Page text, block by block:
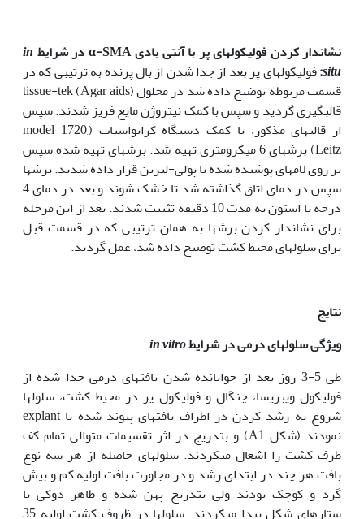
نشاندار کردن فولیکولهای پر با آنتی بادیα-SMAدر شرایط in
situ
:فولیکولهای پر بعد از جدا شدن از بال پرنده به ترتیبی که در
قسمت مربوطه توضیح داده شد در محلول tissue-tek (Agar aids)
قالبگیری گردید و سپس با کمک نیتروژن مایع فریز شدند. سپس
از قالبهای مذکور، با کمک دستگاه کرایواستات (model 1720,
Leitz) برشهای 6 میکرومتری تهیه شد. برشهای تهیه شده سپس
بر روی لامهای پوشیده شده با پولی-لیزین قرار داده شدند. برشها
سپس در دمای اتاق گذاشته شد تا خشک شوند و بعد در دمای 4
درجه با استون به مدت 10 دقیقه تثبیت شدند. بعد از این مرحله
برای نشاندار کردن برشها به همان ترتیبی که در قسمت قبل
برای سلولهای محیط کشت توضیح داده شد، عمل گردید.
.
نتایج
ویژگی سلولهای درمی در شرایطin vitro
طی 5-3 روز بعد از خوابانده شدن بافتهای درمی جدا شده از
فولیکول ویبریسا، چنگال و فولیکول پر در محیط کشت، سلولها
شروع به رشد کردن در اطراف بافتهای پیوند شده یا explant
نمودند (شکل A1) و بتدریج در اثر تقسیمات متوالی تمام کف
ظرف کشت را اشغال می‏کردند. سلولهای حاصله از هر سه نوع
بافت هر چند در ابتدای رشد و در مجاورت بافت اولیه کم و بیش
گرد و کوچک بودند ولی بتدریج پهن شده و ظاهر دوکی یا
ستاره‏ای شکل پیدا می‏کردند. سلولها در ظروف کشت اولیه 35